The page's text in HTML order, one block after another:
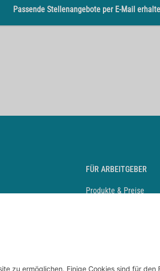
Passende Stellenangebote per E-Mail
Stellenkatalog
FÜR ARBEITGEBER
Produkte & Preise